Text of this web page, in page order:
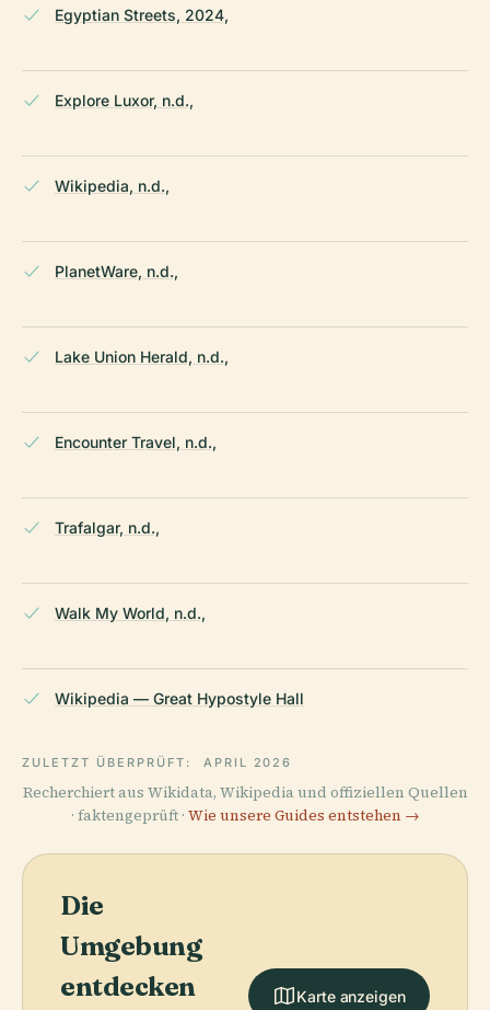
Egyptian Streets, 2024,
Explore Luxor, n.d.,
Wikipedia, n.d.,
PlanetWare, n.d.,
Lake Union Herald, n.d.,
Encounter Travel, n.d.,
Trafalgar, n.d.,
Walk My World, n.d.,
Wikipedia — Great Hypostyle Hall
ZULETZT ÜBERPRÜFT: APRIL 2026
Recherchiert aus Wikidata, Wikipedia und offiziellen Quellen
· faktengeprüft · Wie unsere Guides entstehen →
Die
Umgebung
entdecken
Karte anzeigen